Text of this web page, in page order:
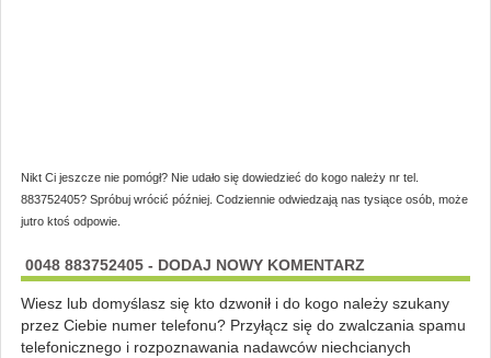
Nikt Ci jeszcze nie pomógł? Nie udało się dowiedzieć do kogo należy nr tel.
883752405? Spróbuj wrócić później. Codziennie odwiedzają nas tysiące osób, może
jutro ktoś odpowie.
0048 883752405 - DODAJ NOWY KOMENTARZ
Wiesz lub domyślasz się kto dzwonił i do kogo należy szukany
przez Ciebie numer telefonu? Przyłącz się do zwalczania spamu
telefonicznego i rozpoznawania nadawców niechcianych